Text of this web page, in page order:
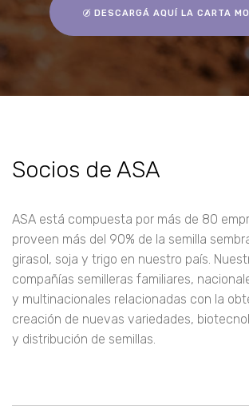
DESCARGÁ AQUÍ LA CARTA
Socios de ASA
ASA está compuesta por más de 80
proveen más del 90% de la semilla
girasol, soja y trigo en nuestro país.
compañías semilleras familiares,
y multinacionales relacionadas con la
creación de nuevas variedades,
y distribución de semillas.